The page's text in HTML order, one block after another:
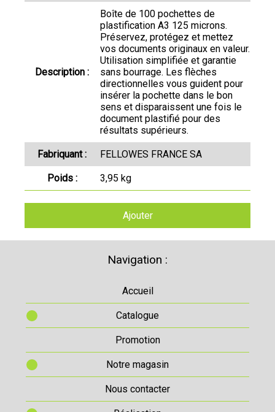
Description :
Boîte de 100 pochettes de
plastification A3 125 microns.
Préservez, protégez et mettez
vos documents originaux en valeur.
Utilisation simplifiée et garantie
sans bourrage. Les flèches
directionnelles vous guident pour
insérer la pochette dans le bon
sens et disparaissent une fois le
document plastifié pour des
résultats supérieurs.
Fabriquant : FELLOWES FRANCE SA
Poids : 3,95 kg
Ajouter
Navigation :
Accueil
Catalogue
Promotion
Notre magasin
Nous contacter